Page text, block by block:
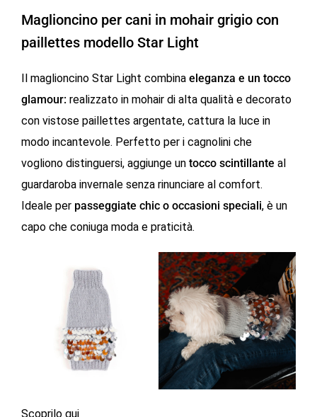
Maglioncino per cani in mohair grigio con
paillettes modello Star Light
Il maglioncino Star Light combina eleganza e un tocco
glamour: realizzato in mohair di alta qualità e decorato
con vistose paillettes argentate, cattura la luce in
modo incantevole. Perfetto per i cagnolini che
vogliono distinguersi, aggiunge un tocco scintillante al
guardaroba invernale senza rinunciare al comfort.
Ideale per passeggiate chic o occasioni speciali, è un
capo che coniuga moda e praticità.
Scoprilo qui